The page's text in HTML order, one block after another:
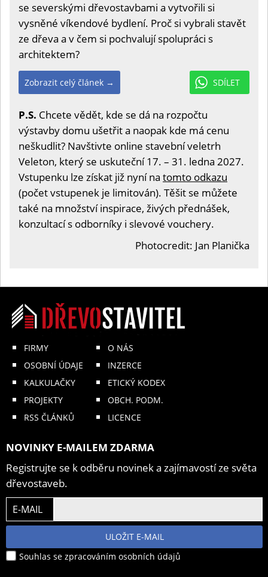
se severskými dřevostavbami a vytvořili si
vysněné víkendové bydlení. Proč si vybrali stavět
ze dřeva a v čem si pochvalují spolupráci s
architektem?
SDÍLET
Zobrazit celý článek →
P.S. Chcete vědět, kde se dá na rozpočtu
výstavby domu ušetřit a naopak kde má cenu
neškudlit? Navštivte online stavební veletrh
Veleton, který se uskuteční 17. – 31. ledna 2027.
Vstupenku lze získat již nyní na tomto odkazu
(počet vstupenek je limitován). Těšit se můžete
také na množství inspirace, živých přednášek,
konzultací s odborníky i slevové vouchery.
Photocredit: Jan Planička
FIRMY
OSOBNÍ ÚDAJE
KALKULAČKY
PROJEKTY
RSS ČLÁNKŮ
O NÁS
INZERCE
ETICKÝ KODEX
OBCH. PODM.
LICENCE
NOVINKY E-MAILEM ZDARMA
Registrujte se k odběru novinek a zajímavostí ze světa
dřevostaveb.
E-MAIL
ULOŽIT E-MAIL
Souhlas se zpracováním osobních údajů